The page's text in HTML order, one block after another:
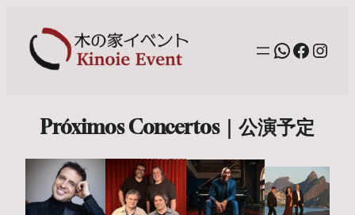
Próximos Concertos｜公演予定